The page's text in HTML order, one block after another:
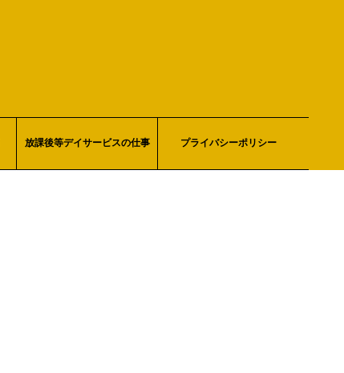
放課後等デイサービスの仕事 プライバシーポリシー